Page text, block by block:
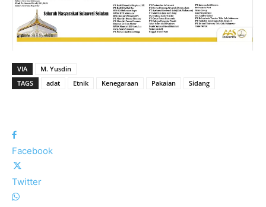
VIA
M. Yusdin
TAGS
adat Etnik Kenegaraan Pakaian Sidang
Facebook
Twitter